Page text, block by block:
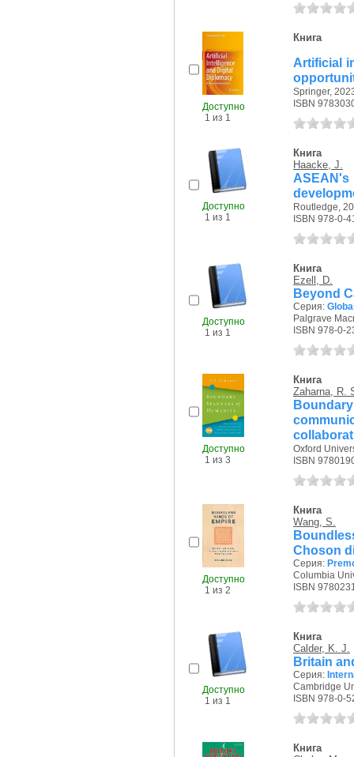
Доступно
1 из 1
Книга
Artificial
Springer,
ISBN
Доступно
1 из 1
Книга
Haacke, J.
Routledge,
ISBN 978-0-
Доступно
1 из 1
Книга
Ezell, D.
Beyond
Серия:
Palgrave
ISBN 978-0-
Доступно
1 из 3
Книга
Zaharna, R.
Oxford
ISBN
Доступно
1 из 2
Книга
Wang, S.
Choson
Серия:
Columbia
ISBN
Доступно
1 из 1
Книга
Calder, K. J.
Britain
Серия:
Cambridge
ISBN 978-0-
Книга